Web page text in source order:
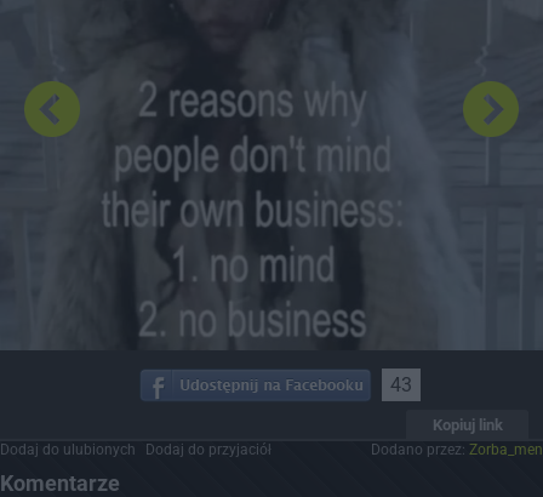
43
Kopiuj link
Dodaj do ulubionych Dodaj do przyjaciół Dodano przez: Zorba_men
Komentarze